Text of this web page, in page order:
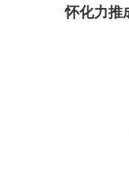
怀化力推